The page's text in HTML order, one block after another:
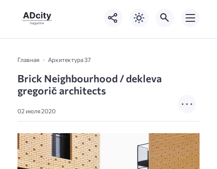
Главная Архитектура 37
Brick Neighbourhood / dekleva
gregorič architects
02 июля 2020